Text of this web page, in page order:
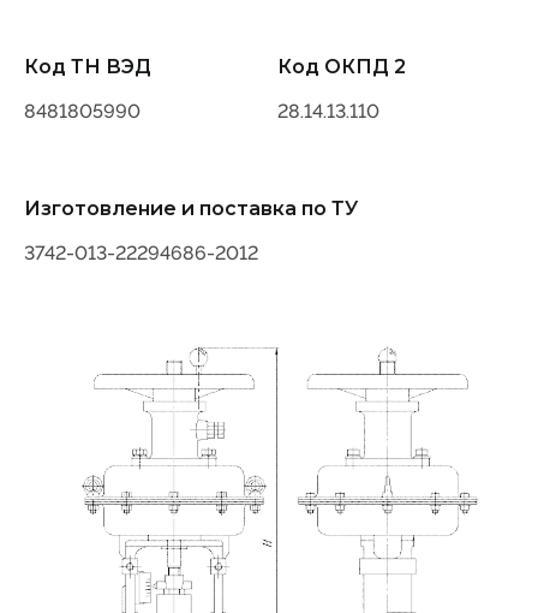
Код ТН ВЭД
8481805990
Код ОКПД 2
28.14.13.110
Изготовление и поставка по ТУ
3742-013-22294686-2012